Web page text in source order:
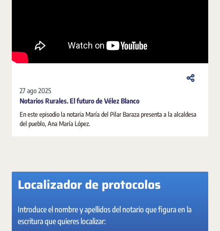
27 ago 2025
Notarios Rurales. El futuro de Vélez Blanco
En este episodio la notaria María del Pilar Baraza presenta a la alcaldesa
del pueblo, Ana María López.
Localizador de protocolos
Introduce el nombre y apellidos del notario que figura en la
escritura que quieres localizar: